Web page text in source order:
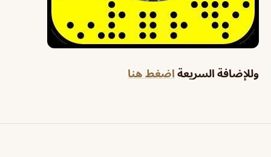
وللإضافة السريعة اضغط هنا